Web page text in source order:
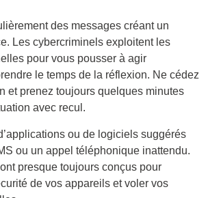
des messages créant un
Les cybercriminels exploitent les
pour vous pousser à agir
le temps de la réflexion. Ne cédez
et prenez toujours quelques minutes
avec recul.
ou de logiciels suggérés
ou un appel téléphonique inattendu.
presque toujours conçus pour
de vos appareils et voler vos